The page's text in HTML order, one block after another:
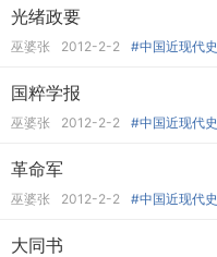
光绪政要
巫婆张 2012-2-2 #中国近现代史
国粹学报
巫婆张 2012-2-2 #中国近现代史
革命军
巫婆张 2012-2-2 #中国近现代史
大同书